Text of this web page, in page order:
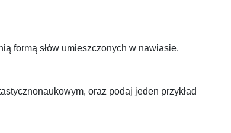
formą słów umieszczonych w nawiasie.
oraz podaj jeden przykład